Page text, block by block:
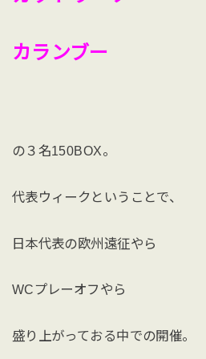
カランブー
の３名150BOX。
代表ウィークということで、
日本代表の欧州遠征やら
WCプレーオフやら
盛り上がっておる中での開催。